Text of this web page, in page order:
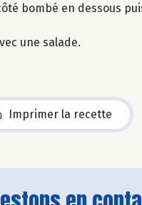
bombé en dessous
une salade.
Imprimer la recette